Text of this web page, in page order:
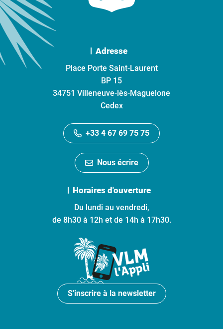
Adresse
Place Porte Saint-Laurent
BP 15
34751 Villeneuve-lès-Maguelone
Cedex
+33 4 67 69 75 75
Nous écrire
Horaires d'ouverture
Du lundi au vendredi,
de 8h30 à 12h et de 14h à 17h30.
S'inscrire à la newsletter